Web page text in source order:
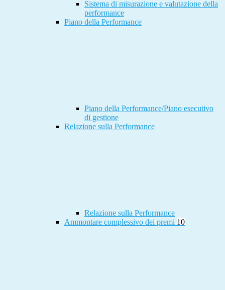
Sistema di misurazione e valutazione della
performance
Piano della Performance
Piano della Performance/Piano esecutivo
di gestione
Relazione sulla Performance
Relazione sulla Performance
Ammontare complessivo dei premi 10